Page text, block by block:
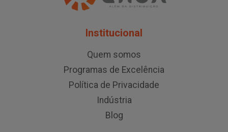
Institucional
Quem somos
Programas de Excelência
Política de Privacidade
Indústria
Blog